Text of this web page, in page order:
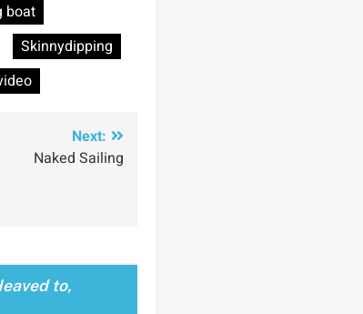
boat
Skinnydipping
Next:
Naked Sailing
to,